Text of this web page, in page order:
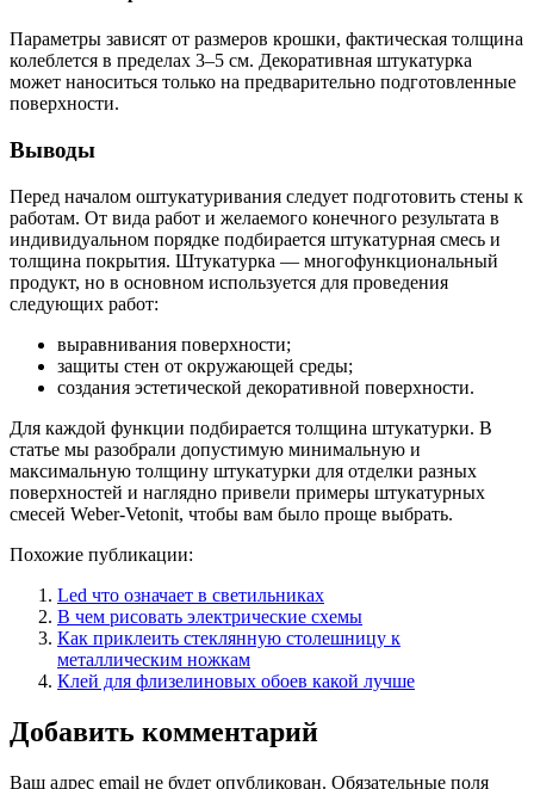
Параметры зависят от размеров крошки, фактическая толщина
колеблется в пределах 3–5 см. Декоративная штукатурка
может наноситься только на предварительно подготовленные
поверхности.
Выводы
Перед началом оштукатуривания следует подготовить стены к
работам. От вида работ и желаемого конечного результата в
индивидуальном порядке подбирается штукатурная смесь и
толщина покрытия. Штукатурка — многофункциональный
продукт, но в основном используется для проведения
следующих работ:
выравнивания поверхности;
защиты стен от окружающей среды;
создания эстетической декоративной поверхности.
Для каждой функции подбирается толщина штукатурки. В
статье мы разобрали допустимую минимальную и
максимальную толщину штукатурки для отделки разных
поверхностей и наглядно привели примеры штукатурных
смесей Weber-Vetonit, чтобы вам было проще выбрать.
Похожие публикации:
Led что означает в светильниках
В чем рисовать электрические схемы
Как приклеить стеклянную столешницу к
металлическим ножкам
Клей для флизелиновых обоев какой лучше
Добавить комментарий
Ваш адрес email не будет опубликован. Обязательные поля